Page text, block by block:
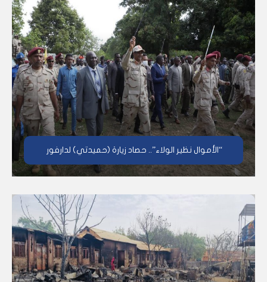
“الأموال نظير الولاء”.. حصاد زيارة (حميدتي) لدارفور